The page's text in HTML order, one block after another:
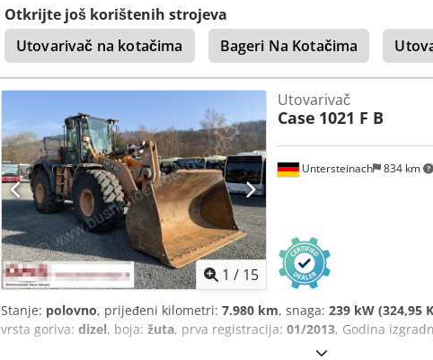
Otkrijte još korištenih strojeva
Utovarivač na kotačima
Bageri Na Kotačima
1 / 15
Untersteinach 834 km
Utovarivač
Case 1021 F B
Stanje: polovno, prijeđeni kilometri: 7.980 km, snaga: 239 kW (324,95
vrsta goriva: dizel, boja: žuta, prva registracija: 01/2013, Godina